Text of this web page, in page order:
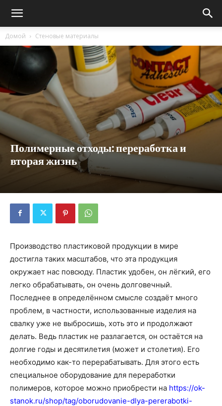
Домой Стеновые материалы
Полимерные отходы: переработка и
вторая жизнь
Производство пластиковой продукции в мире
достигла таких масштабов, что эта продукция
окружает нас повсюду. Пластик удобен, он лёгкий, его
легко обрабатывать, он очень долговечный.
Последнее в определённом смысле создаёт много
проблем, в частности, использованные изделия на
свалку уже не выбросишь, хоть это и продолжают
делать. Ведь пластик не разлагается, он остаётся на
долгие годы и десятилетия (может и столетия). Его
необходимо как-то перерабатывать. Для этого есть
специальное оборудование для переработки
полимеров, которое можно приобрести на https://ok-
stanok.ru/shop/tag/oborudovanie-dlya-pererabotki-